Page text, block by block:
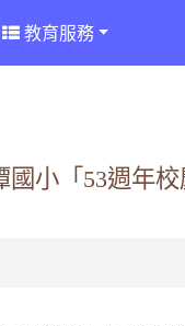
教育服務
國小「53週年